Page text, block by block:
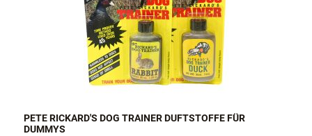
PETE RICKARD'S DOG TRAINER DUFTSTOFFE FÜR
DUMMYS